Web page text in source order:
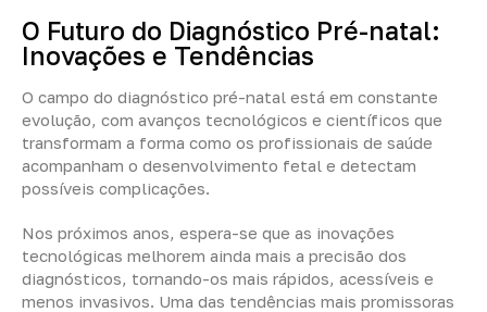
O Futuro do Diagnóstico Pré-natal:
Inovações e Tendências
O campo do diagnóstico pré-natal está em constante
evolução, com avanços tecnológicos e científicos que
transformam a forma como os profissionais de saúde
acompanham o desenvolvimento fetal e detectam
possíveis complicações.
Nos próximos anos, espera-se que as inovações
tecnológicas melhorem ainda mais a precisão dos
diagnósticos, tornando-os mais rápidos, acessíveis e
menos invasivos. Uma das tendências mais promissoras